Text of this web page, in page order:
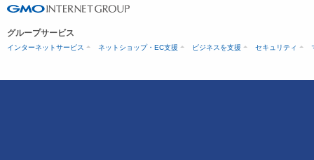
グループサービス
インターネットサービス ネットショップ・EC支援 ビジネスを支援 セキュリティ